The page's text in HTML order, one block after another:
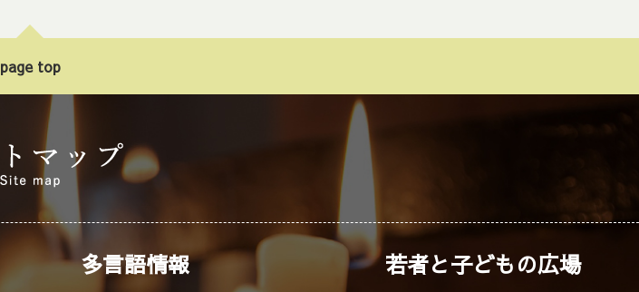
page top
多言語情報 若者と子どもの広場